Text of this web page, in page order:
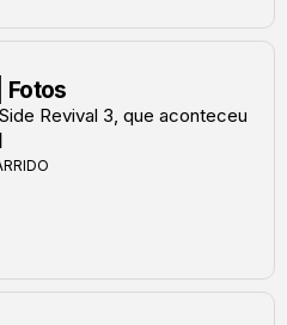
Fotos
Revival 3, que aconteceu